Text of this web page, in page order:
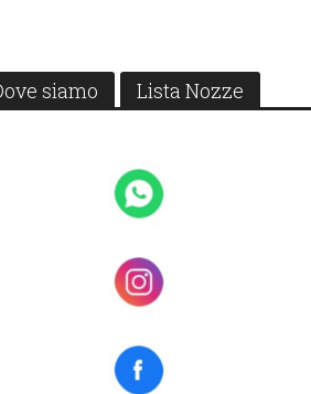
siamo Lista Nozze